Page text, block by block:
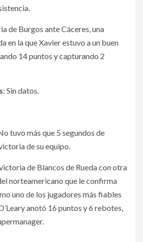
de Burgos ante Cáceres, una
en la que Xavier estuvo a un buen
14 puntos y capturando 2
: Sin datos.
tuvo más que 5 segundos de
de su equipo.
de Blancos de Rueda con otra
norteamericano que le confirma
uno de los jugadores más fiables
anotó 16 puntos y 6 rebotes,